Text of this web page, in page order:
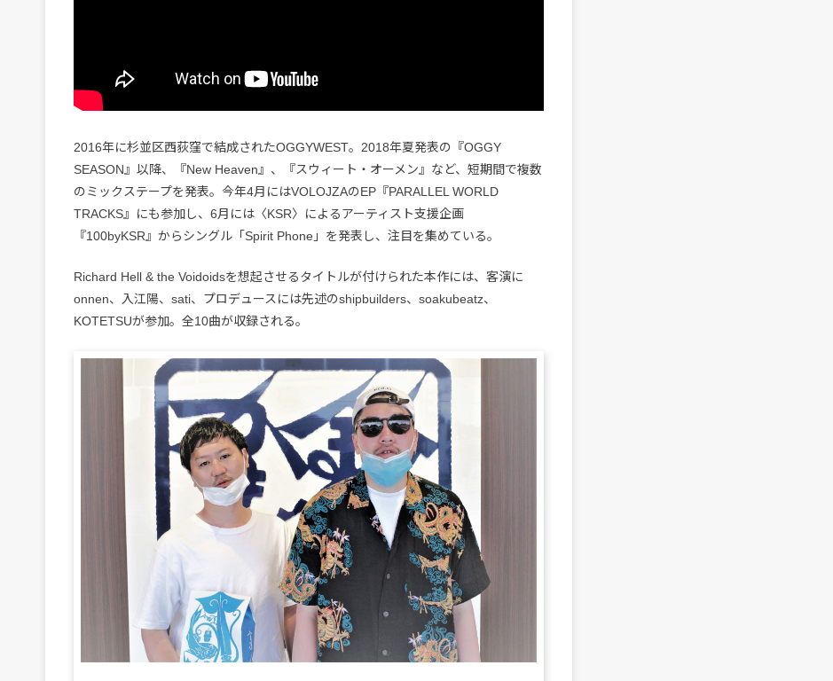
2016年に杉並区西荻窪で結成されたOGGYWEST。2018年夏発表の『OGGY
SEASON』以降、『New Heaven』、『スウィート・オーメン』など、短期間で複数
のミックステープを発表。今年4月にはVOLOJZAのEP『PARALLEL WORLD
TRACKS』にも参加し、6月には〈KSR〉によるアーティスト支援企画
『100byKSR』からシングル「Spirit Phone」を発表し、注目を集めている。
Richard Hell & the Voidoidsを想起させるタイトルが付けられた本作には、客演に
onnen、入江陽、sati、プロデュースには先述のshipbuilders、soakubeatz、
KOTETSUが参加。全10曲が収録される。